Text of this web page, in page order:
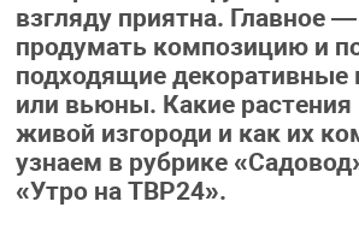
взгляду приятна. Главное
продумать композицию и
подходящие декоративные
или вьюны. Какие растения
живой изгороди и как их
узнаем в рубрике
«Утро на ТВР24».